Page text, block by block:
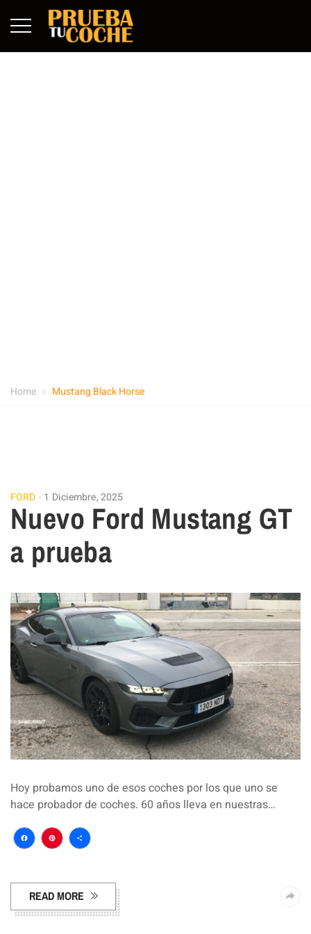
Home Mustang Black Horse
FORD 1 Diciembre, 2025
Nuevo Ford Mustang GT
a prueba
Hoy probamos uno de esos coches por los que uno se
hace probador de coches. 60 años lleva en nuestras…
Facebook
Pinterest
Compartir
READ MORE